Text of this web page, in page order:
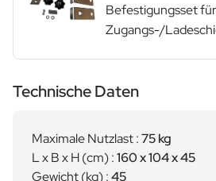
Befestigungsset
Zugangs-/
Technische Daten
Maximale Nutzlast :75 kg
L x B x H (cm) :160 x 104 x 45
Gewicht (kg) :45